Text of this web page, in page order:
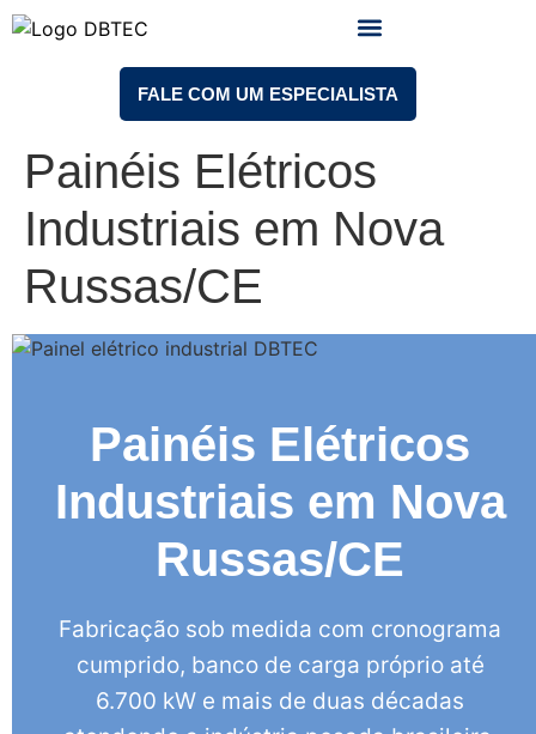
FALE COM UM ESPECIALISTA
Painéis Elétricos
Industriais em Nova
Russas/CE
Painéis Elétricos
Industriais em Nova
Russas/CE
Fabricação sob medida com cronograma
cumprido, banco de carga próprio até
6.700 kW e mais de duas décadas